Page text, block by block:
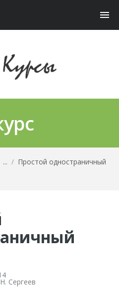
... / Простой одностраничный
Сергеев